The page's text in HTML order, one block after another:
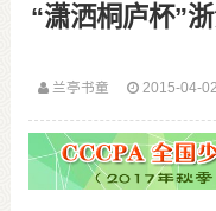
“潇洒桐庐杯”
兰亭书童 2015-04-02